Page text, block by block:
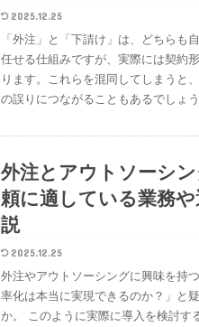
2025.12.25
「外注」と「下請け」は、どちらも
任せる仕組みですが、実際には契約
ります。これらを混同してしまうと
の誤りにつながることもあるでしょ
外注とアウトソーシ
頼に適している業務
説
2025.12.25
外注やアウトソーシングに興味を持
率化は本当に実現できるのか？」と
か。 このように実際に導入を検討す